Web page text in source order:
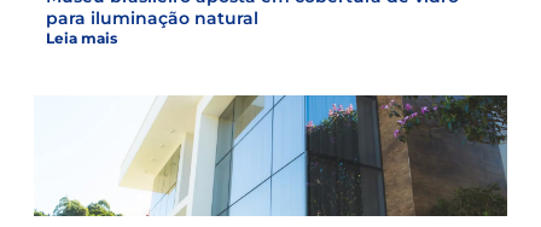
para iluminação natural
Leia mais